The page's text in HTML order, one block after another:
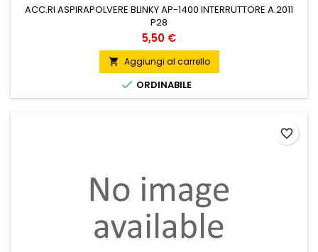
ACC.RI ASPIRAPOLVERE BLINKY AP-1400 INTERRUTTORE A.2011
P28
Prezzo
5,50 €
 Aggiungi al carrello
 ORDINABILE
favorite_border